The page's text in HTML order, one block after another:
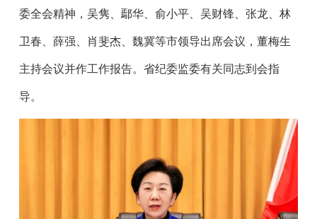
委全会精神，吴隽、鄢华、俞小平、吴财锋、张龙、林
卫春、薛强、肖斐杰、魏冀等市领导出席会议，董梅生
主持会议并作工作报告。省纪委监委有关同志到会指
导。